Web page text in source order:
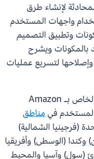
لإنشاء طرق
واجهات المستخدم
وتطبيق التصميم
ويشرح
لتسريع عمليات
يتوفر مساعد الذكاء الاصطناعي الخاص بـ Amazon
مناطق
(فرجينيا الشمالية)
وكندا (الوسطى) وأفريقيا
(سول) وآسيا والمحيط